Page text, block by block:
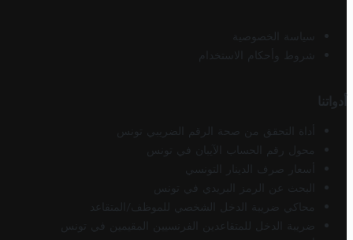
سياسة الخصوصية
شروط وأحكام الاستخدام
أدواتنا
أداة التحقق من صحة الرقم الضريبي تونس
محول رقم الحساب الآيبان في تونس
أسعار صرف الدينار التونسي
البحث عن الرمز البريدي في تونس
محاكي ضريبة الدخل الشخصي للموظف/المتقاعد
ضريبة الدخل للمتقاعدين الفرنسيين المقيمين في تونس